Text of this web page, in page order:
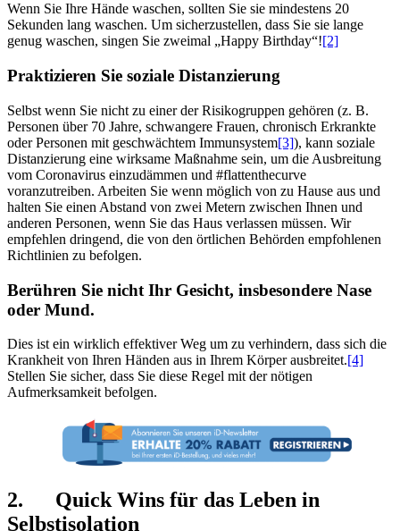
Wenn Sie Ihre Hände waschen, sollten Sie sie mindestens 20
Sekunden lang waschen. Um sicherzustellen, dass Sie sie lange
genug waschen, singen Sie zweimal „Happy Birthday“![2]
Praktizieren Sie soziale Distanzierung
Selbst wenn Sie nicht zu einer der Risikogruppen gehören (z. B.
Personen über 70 Jahre, schwangere Frauen, chronisch Erkrankte
oder Personen mit geschwächtem Immunsystem[3]), kann soziale
Distanzierung eine wirksame Maßnahme sein, um die Ausbreitung
vom Coronavirus einzudämmen und #flattenthecurve
voranzutreiben. Arbeiten Sie wenn möglich von zu Hause aus und
halten Sie einen Abstand von zwei Metern zwischen Ihnen und
anderen Personen, wenn Sie das Haus verlassen müssen. Wir
empfehlen dringend, die von den örtlichen Behörden empfohlenen
Richtlinien zu befolgen.
Berühren Sie nicht Ihr Gesicht, insbesondere Nase
oder Mund.
Dies ist ein wirklich effektiver Weg um zu verhindern, dass sich die
Krankheit von Ihren Händen aus in Ihrem Körper ausbreitet.[4]
Stellen Sie sicher, dass Sie diese Regel mit der nötigen
Aufmerksamkeit befolgen.
2. Quick Wins für das Leben in
Selbstisolation